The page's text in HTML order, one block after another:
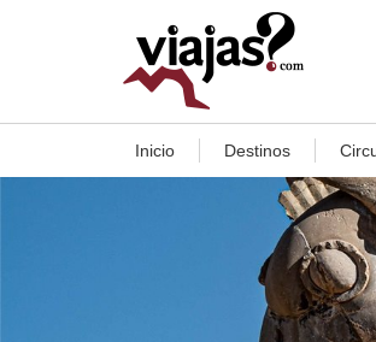
Inicio Destinos